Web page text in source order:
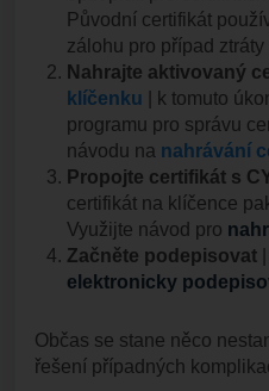
Původní certifikát
zálohu pro případ ztráty
Nahrajte aktivovaný
klíčenku | k tomuto
programu pro správu
návodu na nahrávání
Propojte certifikát s
certifikát na klíčence
Využijte návod pro
Začněte podepisovat
elektronicky
Občas se stane něco
řešení případných